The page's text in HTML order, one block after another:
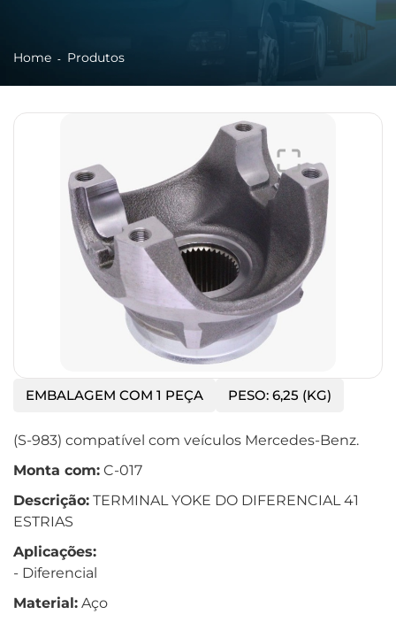
Home Produtos
EMBALAGEM COM 1 PEÇA PESO: 6,25 (KG)
(S-983) compatível com veículos Mercedes-Benz.
Monta com: C-017
Descrição: TERMINAL YOKE DO DIFERENCIAL 41
ESTRIAS
Aplicações:
- Diferencial
Material: Aço